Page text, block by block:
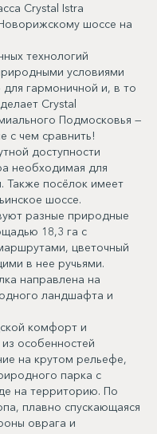
Crystal Istra
шоссе на
технологий
условиями
гармоничной и, в то
Crystal
Подмосковья —
с чем сравнить!
доступности
необходимая для
посёлок имеет
шоссе.
разные природные
18,3 га с
цветочный
в нее ручьями.
направлена на
ландшафта и
комфорт и
особенностей
на крутом рельефе,
парка с
на территорию. По
плавно спускающаяся
оврага и